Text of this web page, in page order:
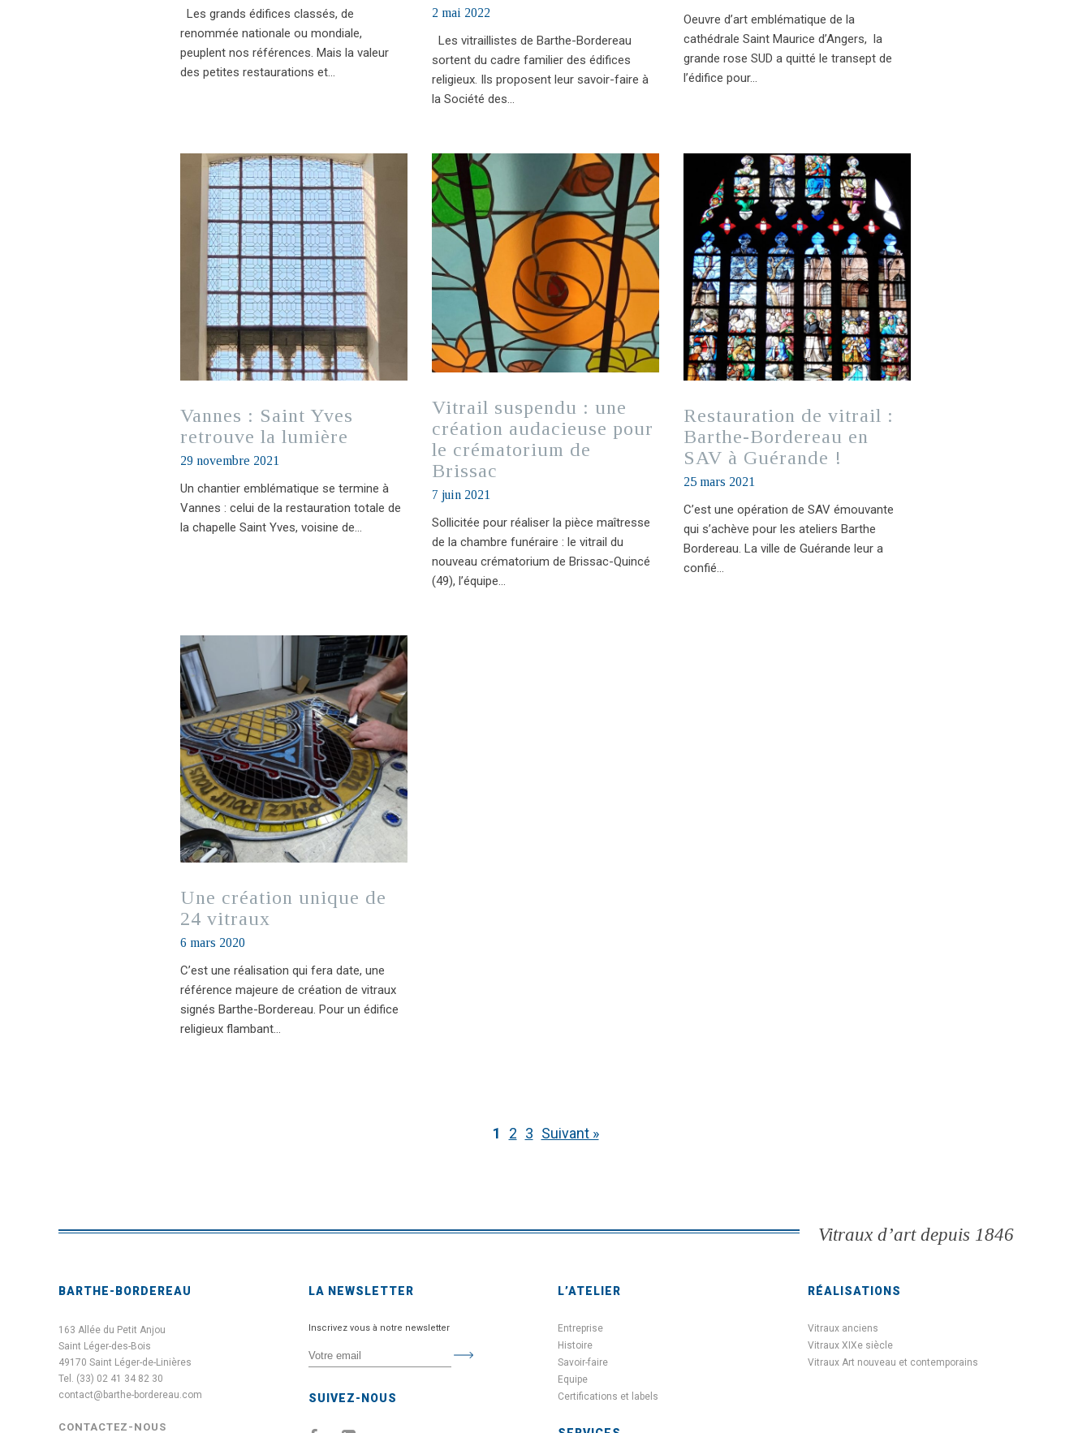
Les grands édifices classés, de
renommée nationale ou mondiale,
peuplent nos références. Mais la valeur
des petites restaurations et…
2 mai 2022
Les vitraillistes de Barthe-Bordereau
sortent du cadre familier des édifices
religieux. Ils proposent leur savoir-faire à
la Société des…
Oeuvre d’art emblématique de la
cathédrale Saint Maurice d’Angers, la
grande rose SUD a quitté le transept de
l’édifice pour…
Vannes : Saint Yves
retrouve la lumière
29 novembre 2021
Un chantier emblématique se termine à
Vannes : celui de la restauration totale de
la chapelle Saint Yves, voisine de…
Vitrail suspendu : une
création audacieuse pour
le crématorium de
Brissac
7 juin 2021
Sollicitée pour réaliser la pièce maîtresse
de la chambre funéraire : le vitrail du
nouveau crématorium de Brissac-Quincé
(49), l’équipe…
Restauration de vitrail :
Barthe-Bordereau en
SAV à Guérande !
25 mars 2021
C’est une opération de SAV émouvante
qui s’achève pour les ateliers Barthe
Bordereau. La ville de Guérande leur a
confié…
Une création unique de
24 vitraux
6 mars 2020
C’est une réalisation qui fera date, une
référence majeure de création de vitraux
signés Barthe-Bordereau. Pour un édifice
religieux flambant…
1 2 3 Suivant »
Vitraux d’art depuis 1846
BARTHE-BORDEREAU
163 Allée du Petit Anjou
Saint Léger-des-Bois
49170 Saint Léger-de-Linières
Tel. (33) 02 41 34 82 30
contact@barthe-bordereau.com
CONTACTEZ-NOUS
LA NEWSLETTER
Inscrivez vous à notre newsletter
SUIVEZ-NOUS
L’ATELIER
Entreprise
Histoire
Savoir-faire
Equipe
Certifications et labels
RÉALISATIONS
Vitraux anciens
Vitraux XIXe siècle
Vitraux Art nouveau et contemporains